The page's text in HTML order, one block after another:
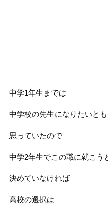
中学1年生までは
中学校の先生になりたいとも
思っていたので
中学2年生でこの職に就こう
決めていなければ
高校の選択は